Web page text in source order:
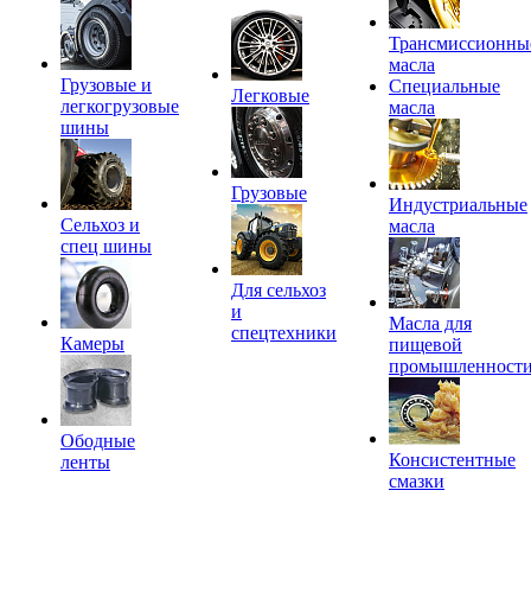
Грузовые и
легкогрузовые
шины
Сельхоз и
спец шины
Камеры
Ободные
ленты
Легковые
Грузовые
Для сельхоз
и
спецтехники
масла
Специальные
масла
Индустриальные
масла
Масла для
пищевой
Консистентные
смазки